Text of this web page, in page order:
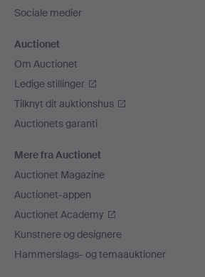
Sociale medier
Auctionet
Om Auctionet
Ledige stillinger
Tilknyt dit auktionshus
Auctionets garanti
Mere fra Auctionet
Auctionet Magazine
Auctionet-appen
Auctionet Academy
Kunstnere og designere
Hammerslags- og temaauktioner